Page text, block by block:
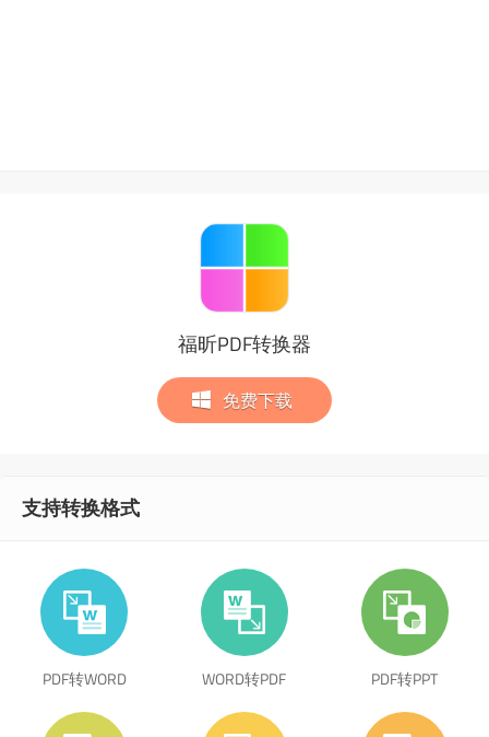
福昕PDF转换器
免费下载
支持转换格式
PDF转WORD WORD转PDF PDF转PPT